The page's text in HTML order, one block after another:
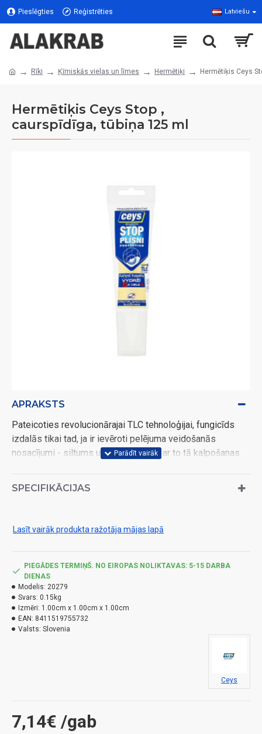
Pieslēgties Reģistrēties Latviešu
Rīki Ķīmiskās vielas un līmes Hermētiķi Hermētiķis Ceys
Hermētiķis Ceys Stop ,
caurspīdīga, tūbiņa 125 ml
APRAKSTS
Pateicoties revolucionārajai TLC tehnoloģijai, fungicīds
izdalās tikai tad, ja ir ievēroti pelējuma veidošanās
nosacījumi - siltums un mitrums, līdz ar to tā kalpošanas
veidošanos.
SPECIFIKĀCIJAS
Lasīt vairāk produkta ražotāja mājas lapā
7,14€ /gab
PIEGĀDES TERMIŅŠ. NO EIROPAS NOLIKTAVAS: 5-15 DARBA
DIENAS
Modelis: 20279
Svars: 0.15kg
Izmēri: 1.00cm x 1.00cm x 1.00cm
EAN: 8411519755732
Valsts: Slovenia
Ceys